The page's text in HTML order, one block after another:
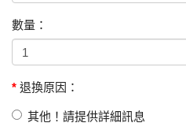
數量：
退換原因：
其他！請提供詳細訊息